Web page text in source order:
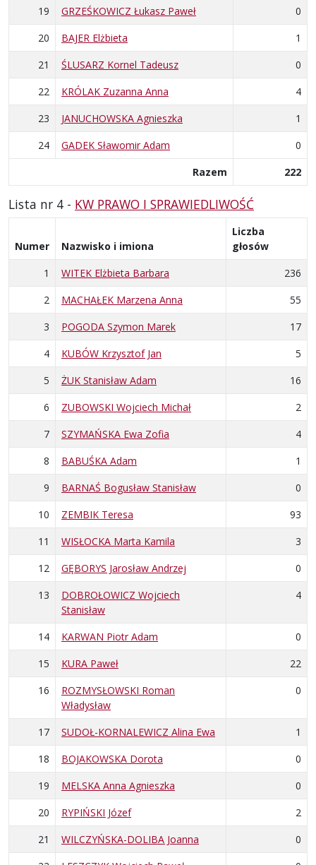
19
GRZEŚKOWICZ Łukasz Paweł
0
20
BAJER Elżbieta
1
21
ŚLUSARZ Kornel Tadeusz
0
22
KRÓLAK Zuzanna Anna
4
23
JANUCHOWSKA Agnieszka
1
24
GADEK Sławomir Adam
0
Razem
222
Lista nr 4 - KW PRAWO I SPRAWIEDLIWOŚĆ
Numer Nazwisko i imiona
Liczba
głosów
1
WITEK Elżbieta Barbara
236
2
MACHAŁEK Marzena Anna
55
3
POGODA Szymon Marek
17
4
KUBÓW Krzysztof Jan
5
5
ŻUK Stanisław Adam
16
6
ZUBOWSKI Wojciech Michał
2
7
SZYMAŃSKA Ewa Zofia
4
8
BABUŚKA Adam
1
9
BARNAŚ Bogusław Stanisław
0
10
ZEMBIK Teresa
93
11
WISŁOCKA Marta Kamila
3
12
GĘBORYS Jarosław Andrzej
0
13
DOBROŁOWICZ Wojciech
Stanisław
4
14 KARWAN Piotr Adam
0
15
KURA Paweł
22
16
ROZMYSŁOWSKI Roman
Władysław
0
17 SUDOŁ-KORNALEWICZ Alina Ewa
1
18
BOJAKOWSKA Dorota
0
19
MELSKA Anna Agnieszka
0
20
RYPIŃSKI Józef
2
21
WILCZYŃSKA-DOLIBA Joanna
0